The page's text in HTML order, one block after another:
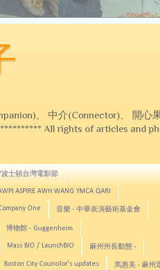
、 中介(Connector)、 開心
All rights of articles and
士頓台灣電影節
ASPIRE AWH WANG YMCA QARI
One 音樂 - 中華表演藝術基金會
博物館 - Guggenheim
Mass BIO / LaunchBIO 麻州州長動態 -
Boston City Councilor's updates 馬惠美 - 麻州